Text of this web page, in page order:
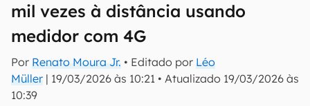
mil vezes à distância usando
medidor com 4G
Por Renato Moura Jr. • Editado por Léo
Müller | 19/03/2026 às 10:21 • Atualizado 19/03/2026 às
10:39
E-mail
inscreva-se